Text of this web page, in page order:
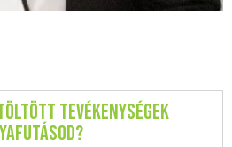
tevékenységek